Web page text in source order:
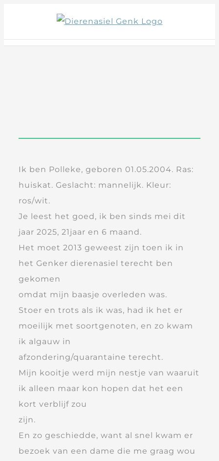
content
Ik ben Polleke, geboren 01.05.2004. Ras:
huiskat. Geslacht: mannelijk. Kleur:
ros/wit.
Je leest het goed, ik ben sinds mei dit
jaar 2025, 21jaar en 6 maand.
Het moet 2013 geweest zijn toen ik in
het Genker dierenasiel terecht ben
gekomen
omdat mijn baasje overleden was.
Stoer en trots als ik was, had ik het er
moeilijk met soortgenoten, en zo kwam
ik algauw in
afzondering/quarantaine terecht.
Mijn kooitje werd mijn nestje van waaruit
ik alleen maar kon hopen dat het een
kort verblijf zou
zijn.
En zo geschiedde, want al snel kwam er
bezoek van een dame die me graag wou